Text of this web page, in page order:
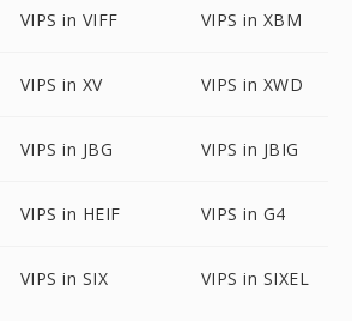
VIPS in VIFF VIPS in XBM
VIPS in XV VIPS in XWD
VIPS in JBG VIPS in JBIG
VIPS in HEIF VIPS in G4
VIPS in SIX VIPS in SIXEL